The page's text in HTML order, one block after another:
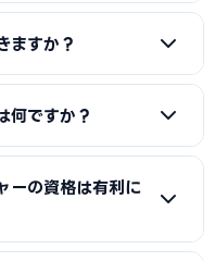
の運転資金を融資に含め
資金として申請してく
ますか？
可能です（事務所・車
す。
何ですか？
。訪問介護ならサービス
が必須。デイサービスな
ーの資格は有利に